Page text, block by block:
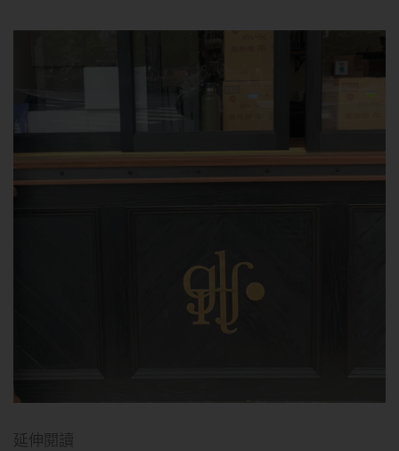
延伸閱讀